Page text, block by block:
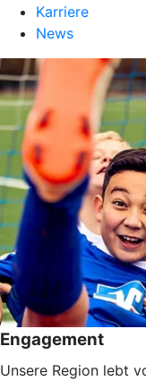
Karriere
News
Engagement
Unsere Region lebt